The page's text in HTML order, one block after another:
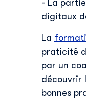
- La
digitaux
La
praticité
par un
découvrir
bonnes